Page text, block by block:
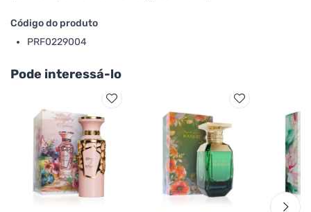
Código do produto
PRF0229004
Pode interessá-lo